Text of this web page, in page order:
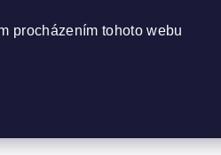
procházením tohoto webu